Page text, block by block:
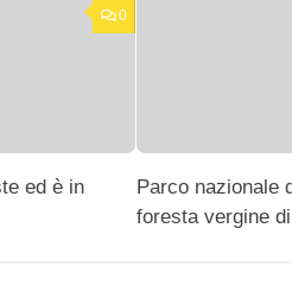
0
ed è in
Parco nazionale
foresta vergine